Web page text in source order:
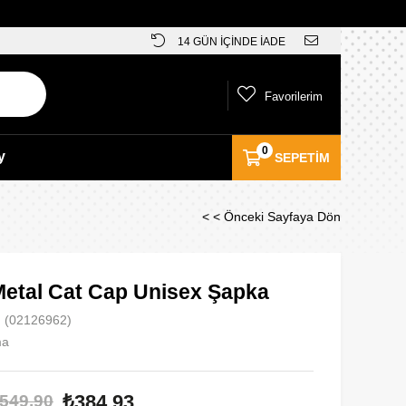
14 GÜN İÇİNDE İADE
SEPETIM
0
Favorilerim
< < Önceki Sayfaya Dön
Cat Cap Unisex Şapka
(02126962)